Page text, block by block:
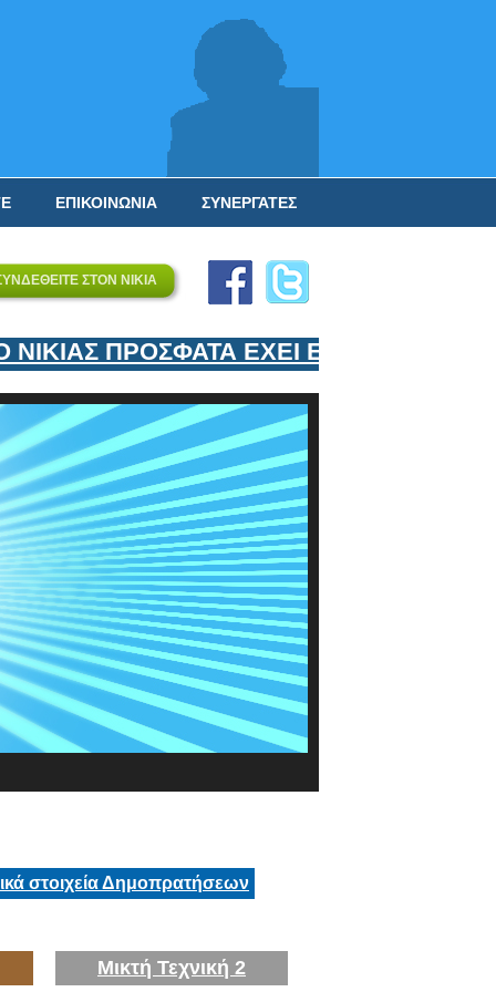
ΣΥΝΕΡΓΑΤΕΣ
ΕΠΙΚΟΙΝΩΝΙΑ
ΣΤΟΝ ΝΙΚΙΑ
ΠΡΟΣΦΑΤΑ ΕΧΕΙ ΕΝΤΑΞΕΙ ΣΤΟΝ
στοιχεία Δημοπρατήσεων
Μικτή Τεχνική 2